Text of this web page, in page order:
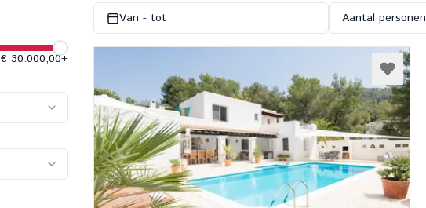
€ 30.000,00+
Van - tot Aantal personen